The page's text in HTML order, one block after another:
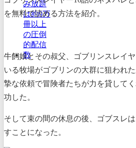
を無料で読める方法を紹介。
牛飼娘とその叔父、ゴブリンスレイ
いる牧場がゴブリンの大群に狙われ
摯な依頼で冒険者たちが力を貸して
功した。
そして束の間の休息の後、ゴブスレ
すことになった。